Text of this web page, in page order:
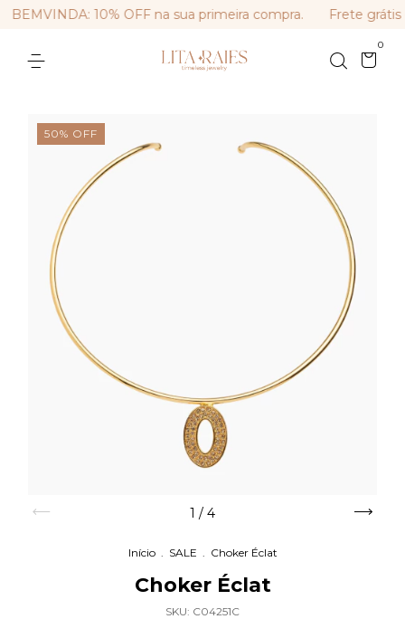
10% OFF na sua primeira compra. Frete grátis
0
50% OFF
1 / 4
Início SALE Choker Éclat
Choker Éclat
SKU: C04251C